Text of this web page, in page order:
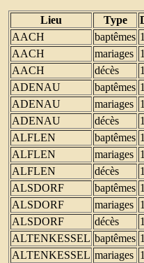
Lieu Type
AACH
baptêmes
AACH
mariages
AACH
décès
ADENAU
baptêmes
ADENAU
mariages
ADENAU
décès
ALFLEN
baptêmes
ALFLEN
mariages
ALFLEN
décès
ALSDORF
baptêmes
ALSDORF
mariages
ALSDORF
décès
ALTENKESSEL baptêmes
ALTENKESSEL mariages